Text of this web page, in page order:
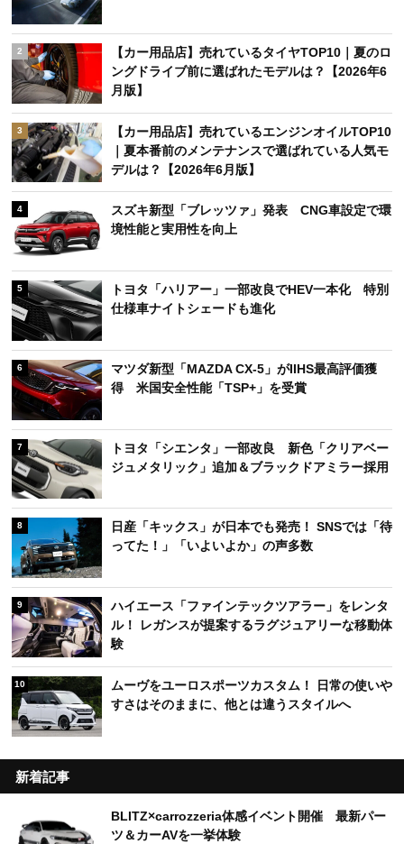
2
【カー用品店】売れているタイヤTOP10｜夏のロ
ングドライブ前に選ばれたモデルは？【2026年6
月版】
3
【カー用品店】売れているエンジンオイルTOP10
｜夏本番前のメンテナンスで選ばれている人気モ
デルは？【2026年6月版】
4
スズキ新型「ブレッツァ」発表 CNG車設定で環
境性能と実用性を向上
5
トヨタ「ハリアー」一部改良でHEV一本化 特別
仕様車ナイトシェードも進化
6
マツダ新型「MAZDA CX-5」がIIHS最高評価獲
得 米国安全性能「TSP+」を受賞
7
トヨタ「シエンタ」一部改良 新色「クリアベー
ジュメタリック」追加＆ブラックドアミラー採用
8
日産「キックス」が日本でも発売！ SNSでは「待
ってた！」「いよいよか」の声多数
9
ハイエース「ファインテックツアラー」をレンタ
ル！ レガンスが提案するラグジュアリーな移動体
験
10
ムーヴをユーロスポーツカスタム！ 日常の使いや
すさはそのままに、他とは違うスタイルへ
新着記事
BLITZ×carrozzeria体感イベント開催 最新パー
ツ＆カーAVを一挙体験